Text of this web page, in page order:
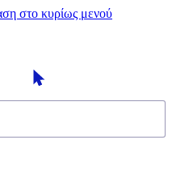
στο κυρίως μενού